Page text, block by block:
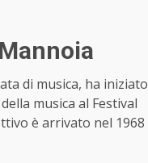
di musica, ha iniziato
musica al Festival
è arrivato nel 1968